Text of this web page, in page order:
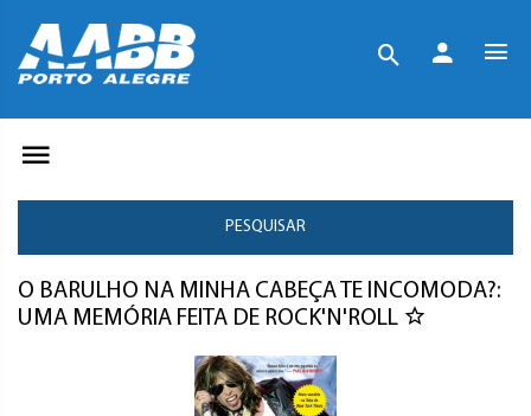
PESQUISAR
O BARULHO NA MINHA CABEÇA TE INCOMODA?:
UMA MEMÓRIA FEITA DE ROCK'N'ROLL